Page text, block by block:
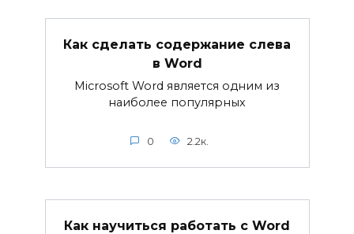
Как сделать содержание слева
в Word
Microsoft Word является одним из
наиболее популярных
0 2.2к.
Как научиться работать с Word